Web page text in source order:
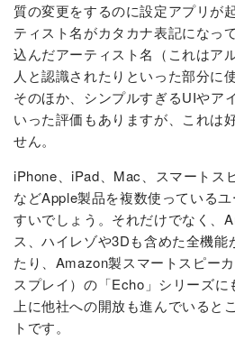
質の変更をするのに設定アプリが
ティスト名がカタカナ表記になっ
込んだアーティスト名（これはア
人と認識されたりといった部分に
そのほか、シンプルすぎるUIやア
いった評価もありますが、これは
せん。
iPhone、iPad、Mac、スマートス
などApple製品を複数使っている
すいでしょう。それだけでなく、
ス、ハイレゾや3Dも含めた全機
たり、Amazon製スマートスピー
スプレイ）の「Echo」シリーズに
上に他社への開放も進んでいると
トです。